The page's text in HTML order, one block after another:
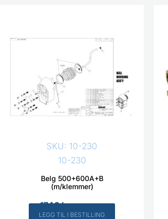
SKU: 10-230
10-230
Belg 500+600A+B
(m/klemmer)
1740kr Inkl. MVA
LEGG TIL I BESTILLING